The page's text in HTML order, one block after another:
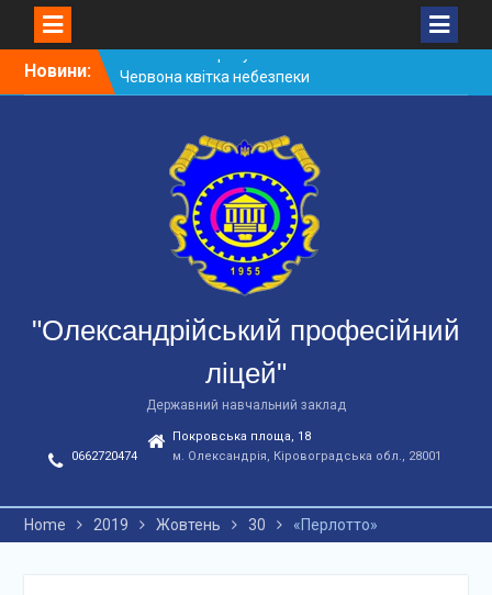
SkipНовини:
Червона квітка небезпеки
Небезпека зачепінгу
навчального року
"Олександрійський професійний
ліцей"
Державний навчальний заклад
0662720474
Покровська площа, 18
м. Олександрія, Кіровоградська обл., 28001
Home 2019 Жовтень 30 «Перлотто»